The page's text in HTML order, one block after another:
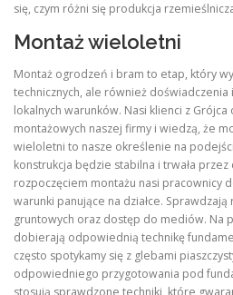
się, czym różni się produkcja
Montaż wieloletni
Montaż ogrodzeń i bram to etap, który
technicznych, ale również doświadczenia
lokalnych warunków. Nasi klienci z Grójca
montażowych naszej firmy i wiedzą, że
wieloletni to nasze określenie na
konstrukcja będzie stabilna i trwała
rozpoczęciem montażu nasi pracownicy
warunki panujące na działce.
gruntowych oraz dostęp do mediów. Na
dobierają odpowiednią technikę
często spotykamy się z glebami
odpowiedniego przygotowania pod